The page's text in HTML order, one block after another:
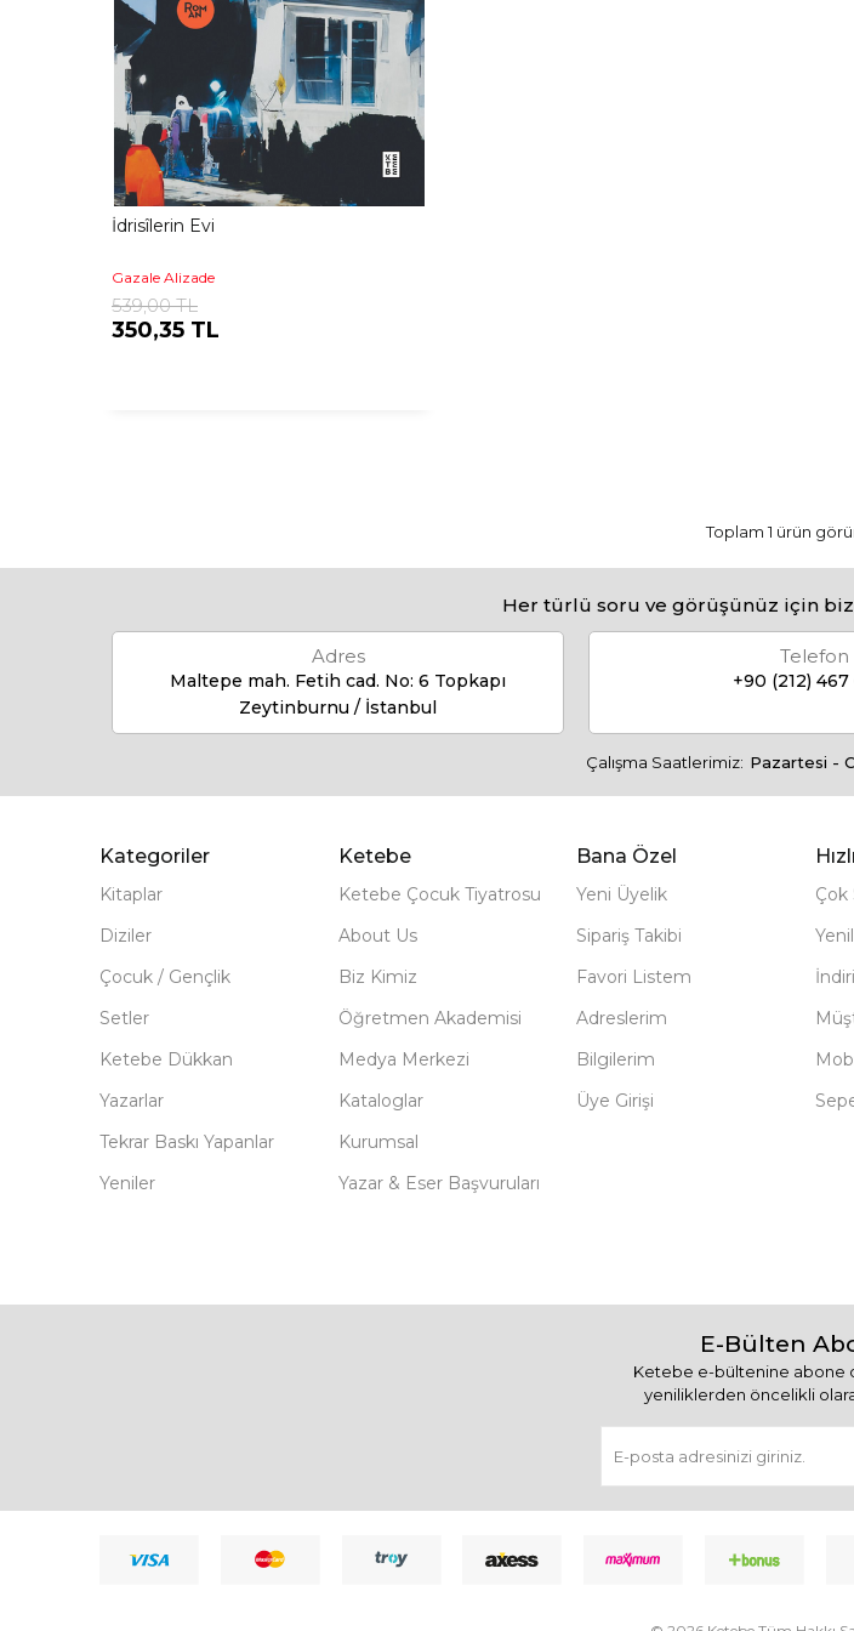
İdrisîlerin Evi
Gazale Alizade
539,00 TL
350,35 TL
Toplam 1 ürün
Her türlü soru ve görüşünüz için
Adres
Maltepe mah. Fetih cad. No: 6 Topkapı
Zeytinburnu / İstanbul
Telefon
+90 (212) 467
Çalışma Saatlerimiz: Pazartesi -
Kategoriler
Kitaplar
Diziler
Çocuk / Gençlik
Setler
Ketebe Dükkan
Yazarlar
Tekrar Baskı Yapanlar
Yeniler
Ketebe
Ketebe Çocuk Tiyatrosu
About Us
Biz Kimiz
Öğretmen Akademisi
Medya Merkezi
Kataloglar
Kurumsal
Yazar & Eser Başvuruları
Bana Özel
Yeni Üyelik
Sipariş Takibi
Favori Listem
Adreslerim
Bilgilerim
Üye Girişi
Çok
E-Bülten
Ketebe e-bültenine abone
yeniliklerden öncelikli